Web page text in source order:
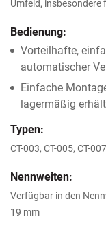
Umfeld, insbesondere
Bedienung:
Vorteilhafte,
automatischer
Einfache
lagermäßig
Typen:
CT-003, CT-005, CT-
Nennweiten:
Verfügbar in den
19 mm